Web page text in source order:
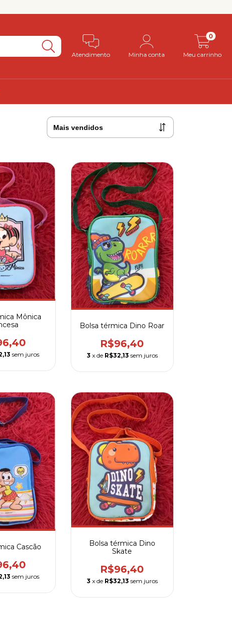
Atendimento Minha conta Meu carrinho
0
Mônica
sem juros
Bolsa térmica Dino Roar
R$96,40
3 x de R$32,13 sem juros
Cascão
sem juros
Bolsa térmica Dino
Skate
R$96,40
3 x de R$32,13 sem juros